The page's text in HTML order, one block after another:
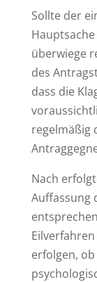
Sollte der
überwiege
des
dass die
regelmäßig
Nach
Auffassung
erfolgen,